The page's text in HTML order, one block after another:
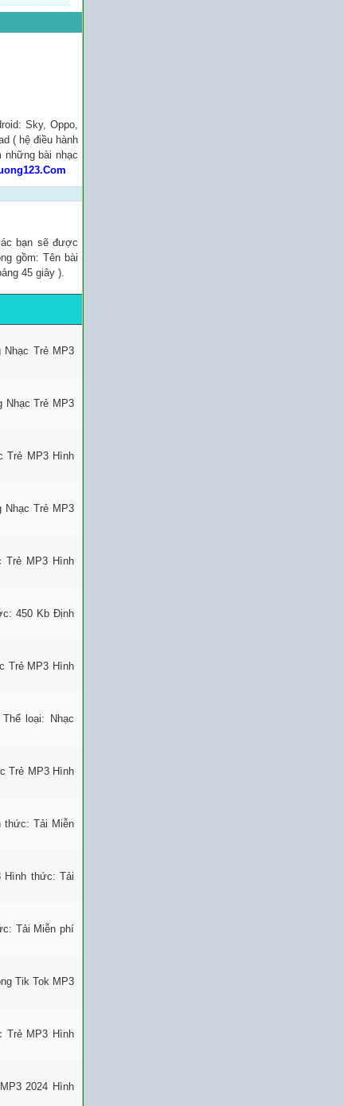
Sky, Oppo,
( hệ điều hành
những bài nhạc
bạn sẽ được
gồm: Tên bài
45 giây ).
Nhạc Trẻ MP3
Nhạc Trẻ MP3
Trẻ MP3 Hình
Nhạc Trẻ MP3
Trẻ MP3 Hình
450 Kb Định
Trẻ MP3 Hình
loại: Nhạc
Trẻ MP3 Hình
thức: Tải Miễn
Hình thức: Tải
Tải Miễn phí
Tik Tok MP3
Trẻ MP3 Hình
2024 Hình